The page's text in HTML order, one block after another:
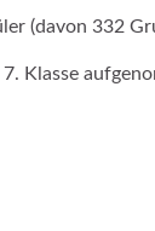
(davon 332
Klasse